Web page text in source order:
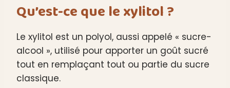
Qu’est-ce que le xylitol ?
Le xylitol est un polyol, aussi appelé « sucre-
alcool », utilisé pour apporter un goût sucré
tout en remplaçant tout ou partie du sucre
classique.